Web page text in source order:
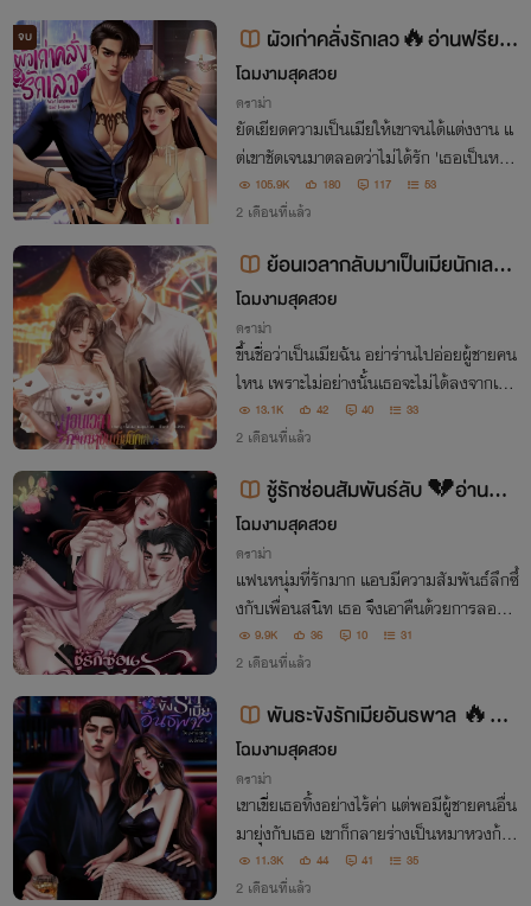
จบ
ผัวเก่าคลั่งรักเลว🔥อ่านฟรียาว
😈#ช่างสักเข็มดุ
โฉมงามสุดสวย
ดราม่า
ยัดเยียดความเป็นเมียให้เขาจนได้แต่งงาน แ
ต่เขาชัดเจนมาตลอดว่าไม่ได้รัก 'เธอเป็นหมา
หรือไงถึงต้องเยี่ยวสร้างอาณาเขต! ให้เป็นเมี
ยแค่ตอนอยู่ในห้องนอน จำไม่ได้แล้วเหรอ?'
105.9K 180 117 53
2 เดือนที่แล้ว
ย้อนเวลากลับมาเป็นเมียนักเลง เ
พื่อลืมเลือนรักเรา 🥀อ่านฟรี🥀
โฉมงามสุดสวย
ดราม่า
ขึ้นชื่อว่าเป็นเมียฉัน อย่าร่านไปอ่อยผู้ชายคน
ไหน เพราะไม่อย่างนั้นเธอจะไม่ได้ลงจากเตีย
ง! 13.1K 42 40 33
2 เดือนที่แล้ว
ชู้รักซ่อนสัมพันธ์ลับ 💔อ่านฟรี
💔
โฉมงามสุดสวย
ดราม่า
แฟนหนุ่มที่รักมาก แอบมีความสัมพันธ์ลึกซึ้
งกับเพื่อนสนิท เธอ จึงเอาคืนด้วยการลอบเ
ป็นชู้กับ เขา 'ไม่อยากแลกเปลี่ยน แต่อยากแ
ลกลิ้นได้ปะ?'
9.9K 36 10 31
2 เดือนที่แล้ว
พันธะขังรักเมียอันธพาล 🔥อ่า
นฟรี!🔥
โฉมงามสุดสวย
ดราม่า
เขาเขี่ยเธอทิ้งอย่างไร้ค่า แต่พอมีผู้ชายคนอื่น
มายุ่งกับเธอ เขาก็กลายร่างเป็นหมาหวงก้าง
'แค่ฉันลงลิ้นเธอก็ดิ้นเหมือนจะตาย ยังอยาก
ไปกับมันอยู่ไหม ตอบมา!'
11.3K 44 41 35
2 เดือนที่แล้ว